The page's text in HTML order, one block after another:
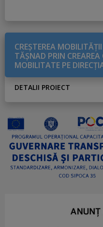
CREŞTEREA
TĂŞNAD PRIN
MOBILITATE PE
DETALII PROIECT